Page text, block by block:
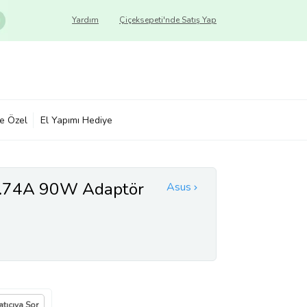
Çiçeksepeti'nde Satış Yap
Yardım
Özel El Yapımı Hediye
Asus
90W Adaptör